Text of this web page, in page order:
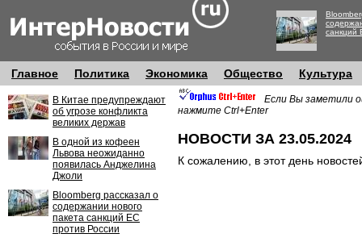
санкций
Главное Политика Экономика Общество Культура
В Китае предупреждают
об угрозе конфликта
великих держав
В одной из кофеен
Львова неожиданно
появилась Анджелина
Джоли
Bloomberg рассказал о
содержании нового
пакета санкций ЕС
против России
Если Вы заметили
нажмите Ctrl+Enter
НОВОСТИ ЗА 23.05.2024
К сожалению, в этот день